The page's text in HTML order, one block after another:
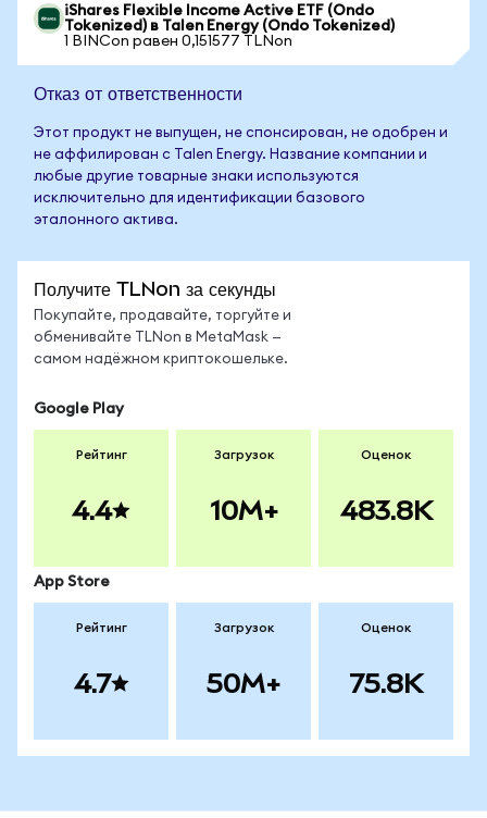
iShares Flexible Income Active ETF (Ondo
Tokenized) в Talen Energy (Ondo Tokenized)
1 BINCon равен 0,151577 TLNon
Отказ от ответственности
Этот продукт не выпущен, не спонсирован, не одобрен и
не аффилирован с Talen Energy. Название компании и
любые другие товарные знаки используются
исключительно для идентификации базового
эталонного актива.
Получите TLNon за секунды
Покупайте, продавайте, торгуйте и
обменивайте TLNon в MetaMask —
самом надёжном криптокошельке.
Google Play
Рейтинг
4.4
Загрузок
10M+
Оценок
483.8K
App Store
Рейтинг
4.7
Загрузок
50M+
Оценок
75.8K